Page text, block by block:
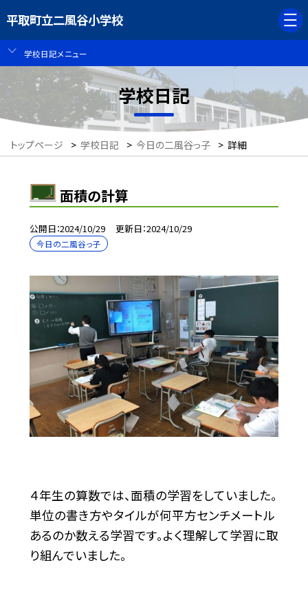
平取町立二風谷小学校
学校日記メニュー
学校日記
トップページ > 学校日記 > 今日の二風谷っ子 > 詳細
面積の計算
公開日 2024/10/29 更新日 2024/10/29
今日の二風谷っ子
４年生の算数では、面積の学習をしていました。
単位の書き方やタイルが何平方センチメートル
あるのか数える学習です。よく理解して学習に取
り組んでいました。